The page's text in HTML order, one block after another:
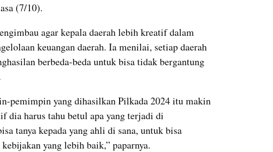
(7/10).
agar kepala daerah lebih kreatif dalam
keuangan daerah. Ia menilai, setiap daerah
berbeda-beda untuk bisa tidak bergantung
pemimpin yang dihasilkan Pilkada 2024 itu makin
dia harus tahu betul apa yang terjadi di
tanya kepada yang ahli di sana, untuk bisa
yang lebih baik,” paparnya.